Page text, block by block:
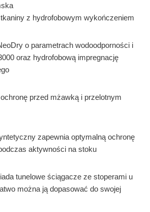
z hydrofobowym wykończeniem
o parametrach wodoodporności i
oraz hydrofobową impregnację
przed mżawką i przelotnym
zapewnia optymalną ochronę
aktywności na stoku
tunelowe ściągacze ze stoperami u
można ją dopasować do swojej